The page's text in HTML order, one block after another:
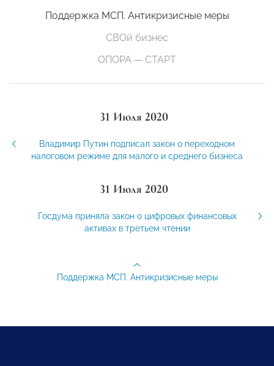
Поддержка МСП. Антикризисные меры
СВОй бизнес
ОПОРА — СТАРТ
31 Июля 2020
Владимир Путин подписал закон о переходном
налоговом режиме для малого и среднего бизнеса
31 Июля 2020
Госдума приняла закон о цифровых финансовых
активах в третьем чтении
Поддержка МСП. Антикризисные меры